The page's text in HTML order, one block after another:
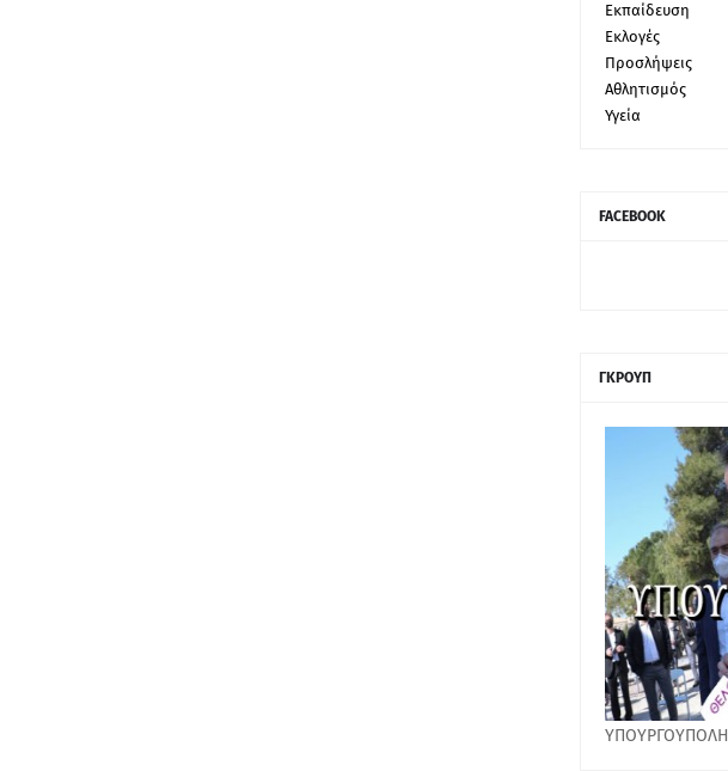
Εκπαίδευση
Εκλογές
Προσλήψεις
Αθλητισμός
Υγεία
FACEBOOK
ΓΚΡΟΥΠ
ΥΠΟΥΡΓΟΥΠΟΛΗ